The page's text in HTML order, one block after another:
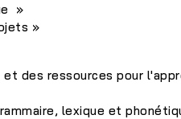
»
»
des ressources pour
lexique et